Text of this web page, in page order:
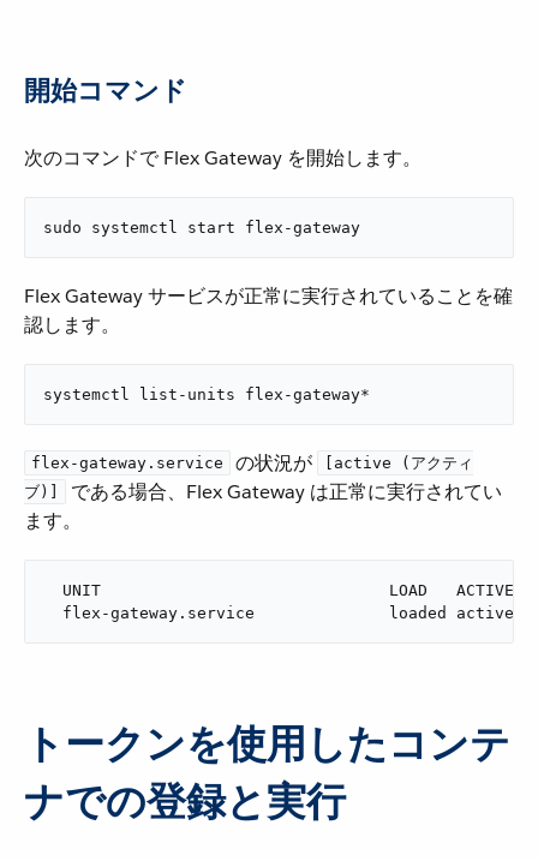
開始コマンド
次のコマンドで Flex Gateway を開始します。
sudo systemctl start flex-gateway
Flex Gateway サービスが正常に実行されていることを確
認します。
systemctl list-units flex-gateway*
flex-gateway.service ​ の状況が ​
[active (アクティ
ブ)]
​ である場合、Flex Gateway は正常に実行されてい
ます。
UNIT                              LOAD   ACTIVE
flex-gateway.service              loaded active
トークンを使用したコンテ
ナでの登録と実行